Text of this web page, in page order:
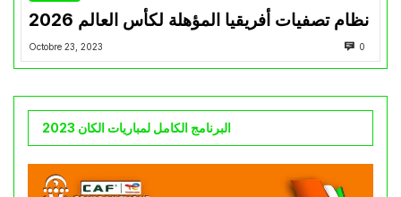
نظام تصفيات أفريقيا المؤهلة لكأس العالم 2026
Octobre 23, 2023 0
البرنامج الكامل لمباريات الكان 2023